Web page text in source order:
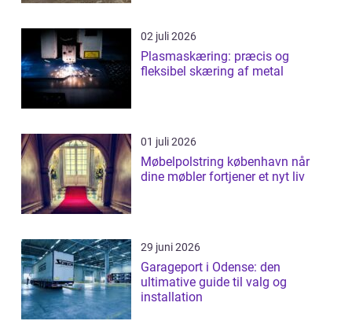
02 juli 2026
Plasmaskæring: præcis og
fleksibel skæring af metal
01 juli 2026
Møbelpolstring københavn når
dine møbler fortjener et nyt liv
29 juni 2026
Garageport i Odense: den
ultimative guide til valg og
installation